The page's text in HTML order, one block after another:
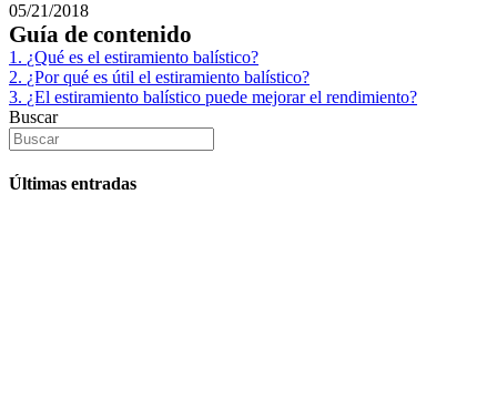
05/21/2018
Guía de contenido
1. ¿Qué es el estiramiento balístico?
2. ¿Por qué es útil el estiramiento balístico?
3. ¿El estiramiento balístico puede mejorar el rendimiento?
Buscar
Últimas entradas